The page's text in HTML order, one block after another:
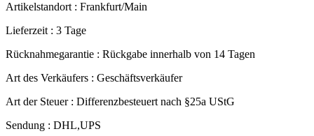
Artikelstandort : Frankfurt/Main
Lieferzeit : 3 Tage
Rücknahmegarantie : Rückgabe innerhalb von 14 Tagen
Art des Verkäufers : Geschäftsverkäufer
Art der Steuer : Differenzbesteuert nach §25a UStG
Sendung : DHL,UPS